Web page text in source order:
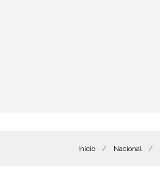
Inicio / Nacional /